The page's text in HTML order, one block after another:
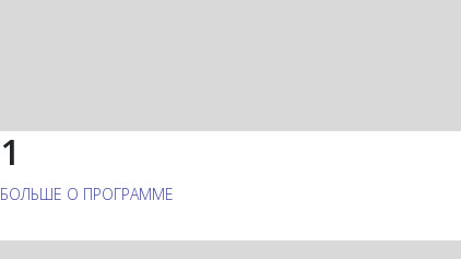
1
БОЛЬШЕ О ПРОГРАММЕ